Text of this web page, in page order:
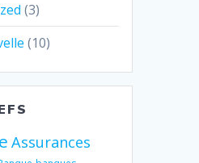
(3)
(10)
Assurances